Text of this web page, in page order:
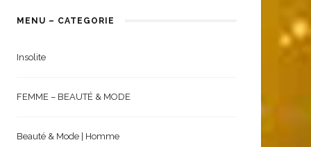
MENU – CATEGORIE
Insolite
FEMME – BEAUTÉ & MODE
Beauté & Mode | Homme